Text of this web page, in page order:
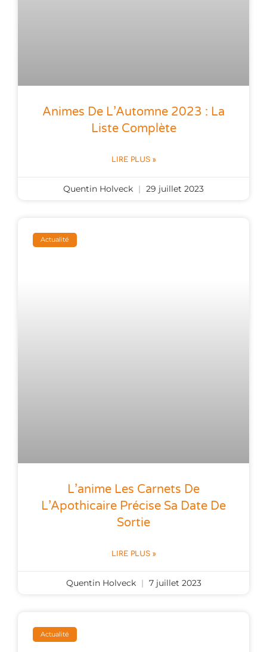
Animes De L’Automne 2023 : La
Liste Complète
LIRE PLUS »
Quentin Holveck 29 juillet 2023
Actualité
L’anime Les Carnets De
L’Apothicaire Précise Sa Date De
Sortie
LIRE PLUS »
Quentin Holveck 7 juillet 2023
Actualité